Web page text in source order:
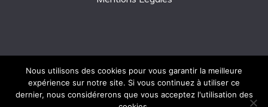
All Rights Reserved 2026.
Proudly powered by WordPress
Theme: Fairy by
Nous utilisons des cookies pour vous garantir la meilleure
expérience sur notre site. Si vous continuez à utiliser ce
dernier, nous considérerons que vous acceptez l'utilisation des